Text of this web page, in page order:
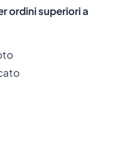
ordini superiori a